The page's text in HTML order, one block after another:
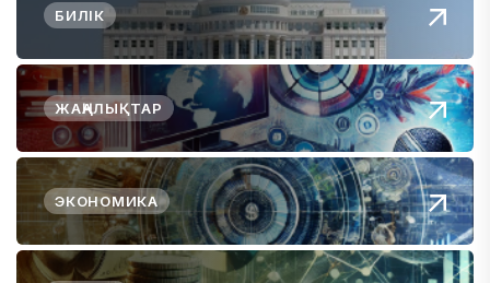
БИЛІК
ЖАҢАЛЫҚТАР
ЭКОНОМИКА